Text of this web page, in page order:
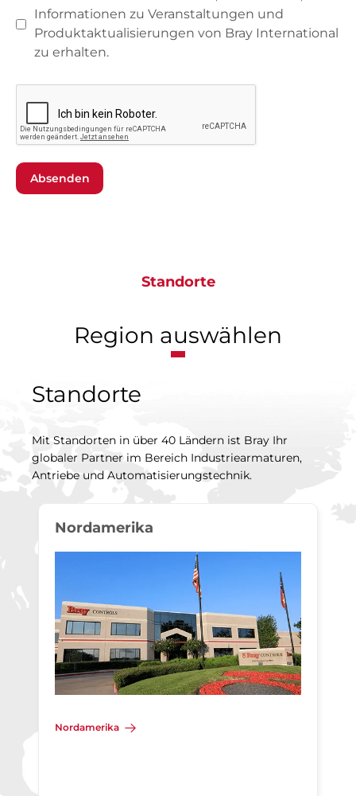
Informationen zu Veranstaltungen und
Produktaktualisierungen von Bray International
zu erhalten.
Absenden
Standorte
Region auswählen
Standorte
Mit Standorten in über 40 Ländern ist Bray Ihr
globaler Partner im Bereich Industriearmaturen,
Antriebe und Automatisierungstechnik.
Nordamerika
Nordamerika